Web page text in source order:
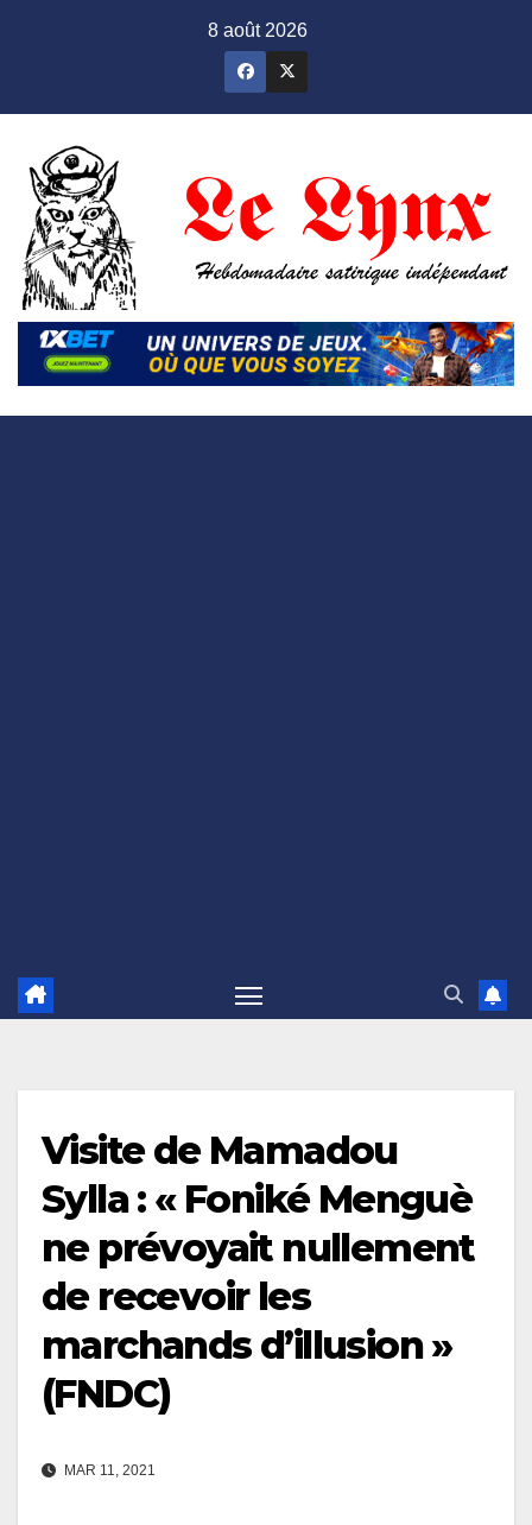
8 août 2026
Visite de Mamadou
Sylla : « Foniké Menguè
ne prévoyait nullement
de recevoir les
marchands d’illusion »
(FNDC)
MAR 11, 2021